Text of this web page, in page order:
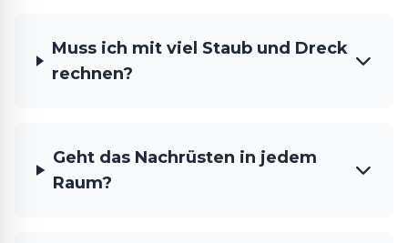
Muss ich mit viel Staub und Dreck
rechnen?
Geht das Nachrüsten in jedem
Raum?